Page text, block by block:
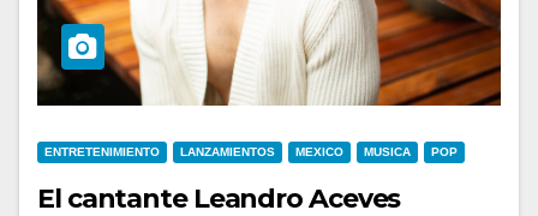
ENTRETENIMIENTO LANZAMIENTOS MEXICO MUSICA POP
El cantante Leandro Aceves